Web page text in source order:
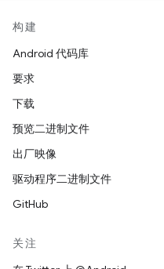
构建
Android 代码库
要求
下载
预览二进制文件
出厂映像
驱动程序二进制文件
GitHub
关注